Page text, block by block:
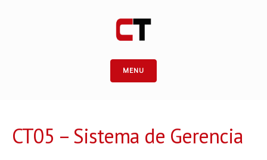
MENU
CT05 – Sistema de Gerencia